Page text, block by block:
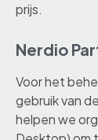
prijs.
Nerdio
Voor het
gebruik van
helpen we